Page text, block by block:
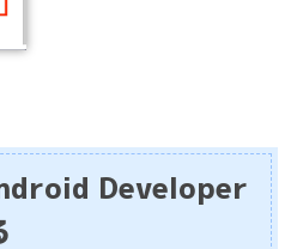
Developer